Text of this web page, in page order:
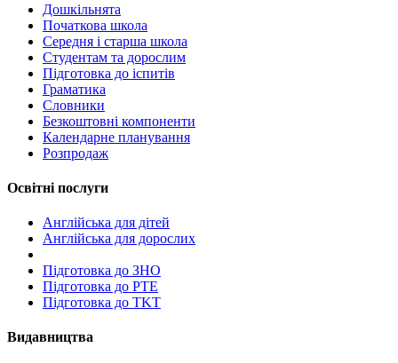
Дошкільнята
Початкова школа
Середня і старша школа
Студентам та дорослим
Підготовка до іспитів
Граматика
Словники
Безкоштовні компоненти
Календарне планування
Розпродаж
Освітні послуги
Англійська для дітей
Англійська для дорослих
Пiдготовка до ЗНО
Підготовка до PTE
Підготовка до TKT
Видавництва